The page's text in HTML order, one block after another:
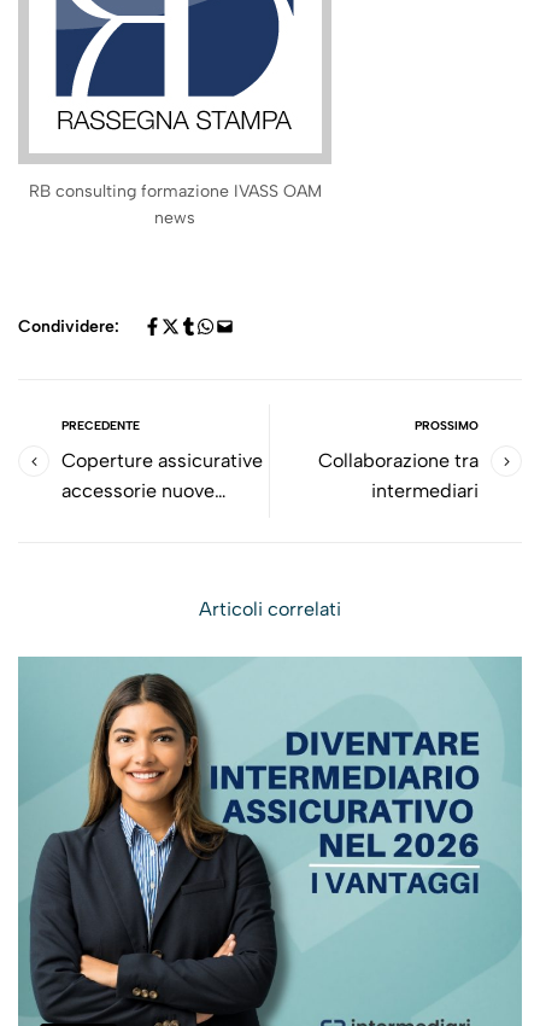
RB consulting formazione IVASS OAM
news
Condividere:
PRECEDENTE
Coperture assicurative
accessorie nuove
PROSSIMO
Collaborazione tra
intermediari
Articoli correlati